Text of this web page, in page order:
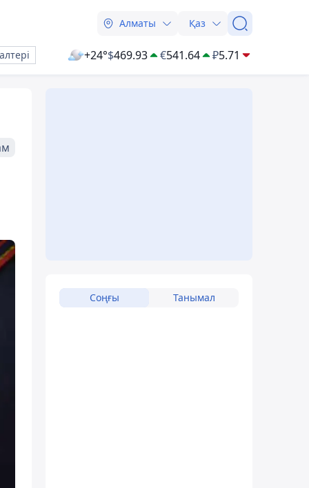
Алматы Қаз
+24°$469.93 €541.64 ₽5.71
Соңғы Танымал